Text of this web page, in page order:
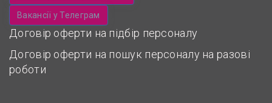
Вакансії у Телеграм
Договір оферти на підбір персоналу
Договір оферти на пошук персоналу на разові
роботи